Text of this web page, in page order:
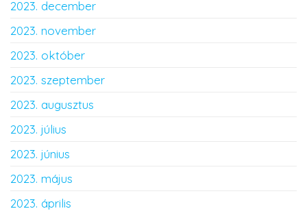
2023. december
2023. november
2023. október
2023. szeptember
2023. augusztus
2023. július
2023. június
2023. május
2023. április